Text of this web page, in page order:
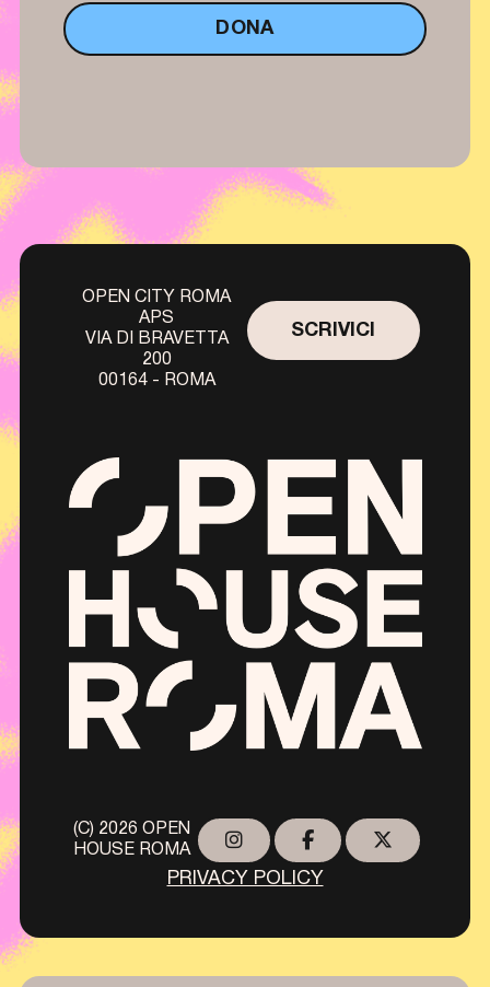
DONA
OPEN CITY ROMA
APS
VIA DI BRAVETTA
200
00164 - ROMA
SCRIVICI
(C) 2026 OPEN
HOUSE ROMA
PRIVACY POLICY